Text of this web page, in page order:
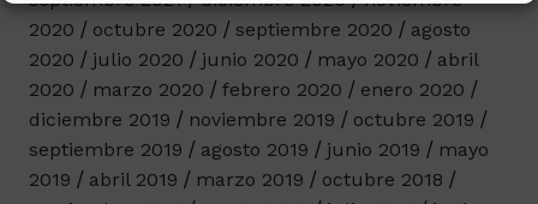
2020
octubre 2020 septiembre 2020
agosto
2020
julio 2020 junio 2020 mayo 2020
abril
2020
marzo 2020 febrero 2020
enero 2020
diciembre 2019
noviembre 2019
octubre 2019
septiembre 2019
agosto 2019 junio 2019
mayo
2019
abril 2019 marzo 2019
octubre 2018